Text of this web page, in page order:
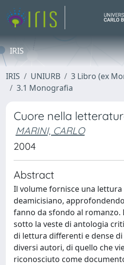
IRIS
IRIS UNIURB
3 Libro (ex
3.1 Monografia
Cuore nella
MARINI, CARLO
2004
Abstract
Il volume fornisce una
deamicisiano,
fanno da sfondo al romanzo.
sotto la veste di antologia
di lettura differenti e dense
diversi autori, di quello che
riconosciuto come